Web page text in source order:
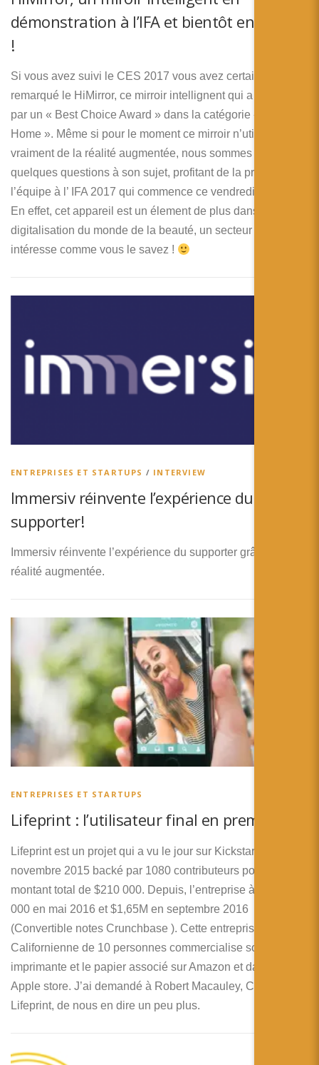
démonstration à l’IFA et bientôt en France
!
Si vous avez suivi le CES 2017 vous avez certainement
remarqué le HiMirror, ce mirroir intellignent qui a été primé
par un « Best Choice Award » dans la catégorie « Smart
Home ». Même si pour le moment ce mirroir n’utilise pas
vraiment de la réalité augmentée, nous sommes allés posé
quelques questions à son sujet, profitant de la présence de
l’équipe à l’ IFA 2017 qui commence ce vendredi à Berlin.
En effet, cet appareil est un élement de plus dans la
digitalisation du monde de la beauté, un secteur qui nous
intéresse comme vous le savez !
ENTREPRISES ET STARTUPS / INTERVIEW
Immersiv réinvente l’expérience du
supporter!
Immersiv réinvente l’expérience du supporter grâce à la
réalité augmentée.
ENTREPRISES ET STARTUPS
Lifeprint : l’utilisateur final en premier !
Lifeprint est un projet qui a vu le jour sur Kickstarter en
novembre 2015 backé par 1080 contributeurs pour un
montant total de $210 000. Depuis, l’entreprise à levé $300
000 en mai 2016 et $1,65M en septembre 2016
(Convertible notes Crunchbase ). Cette entreprise
Californienne de 10 personnes commercialise son
imprimante et le papier associé sur Amazon et dans les
Apple store. J’ai demandé à Robert Macauley, CEO de
Lifeprint, de nous en dire un peu plus.